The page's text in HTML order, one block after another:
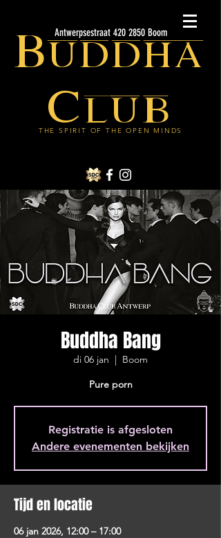
Buddha
Club
THE SPIRIT OF THE OPEN MINDS
Antwerpsestraat 420 2850 Boom
Buddha Bang
di 06 jan
  |
Boom
Pure porn
Registratie is afgesloten
Andere evenementen bekijken
Tijd en locatie
06 jan 2026, 12:00 – 17:00